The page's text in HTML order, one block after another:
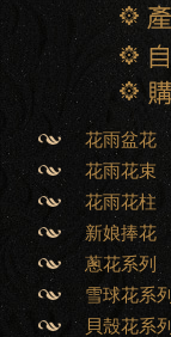
花雨盆花
花雨花束
花雨花柱
新娘捧花
蔥花系列
雪球花系列
貝殼花系列